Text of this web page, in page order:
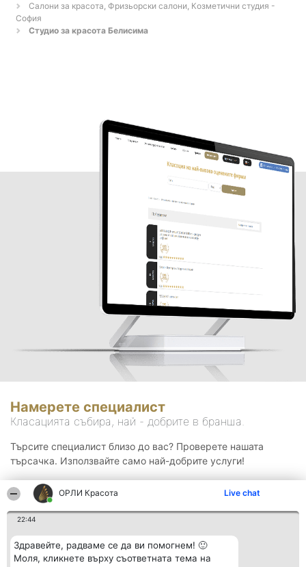
ОРЛИ Красота Live chat
22:44
Здравейте, радваме се да ви помогнем! 🙂
Моля, кликнете върху съответната тема на
Салони за красота, Фризьорски салони, Козметични студия -
София
Студио за красота Белисима
Намерете специалист
Класацията събира, най - добрите в бранша.
Търсите специалист близо до вас? Проверете нашата
търсачка. Използвайте само най-добрите услуги!